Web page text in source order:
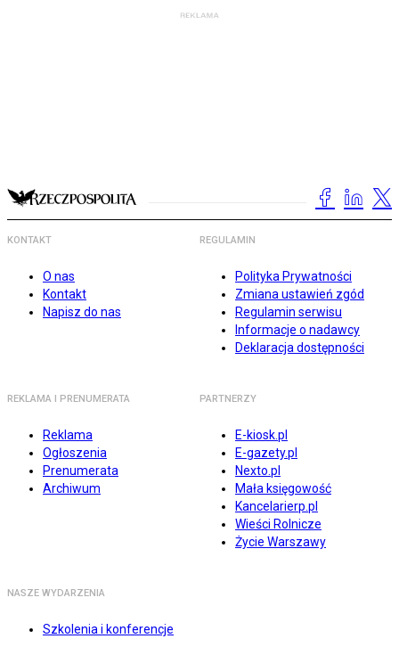
KONTAKT
O nas
Kontakt
Napisz do nas
REGULAMIN
Polityka Prywatności
Zmiana ustawień zgód
Regulamin serwisu
Informacje o nadawcy
Deklaracja dostępności
REKLAMA I PRENUMERATA
Reklama
Ogłoszenia
Prenumerata
Archiwum
PARTNERZY
E-kiosk.pl
E-gazety.pl
Nexto.pl
Mała księgowość
Kancelarierp.pl
Wieści Rolnicze
Życie Warszawy
NASZE WYDARZENIA
Szkolenia i konferencje